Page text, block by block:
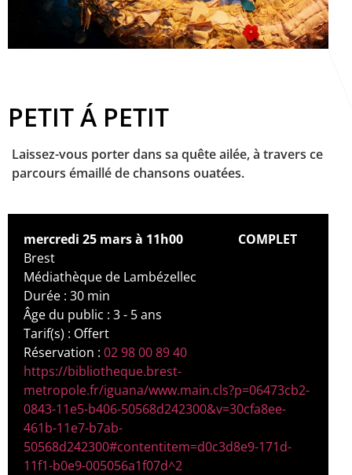
PETIT Á PETIT
Laissez-vous porter dans sa quête ailée, à travers ce
parcours émaillé de chansons ouatées.
mercredi 25 mars à 11h00
COMPLET
Brest
Médiathèque de Lambézellec
Durée : 30 min
Âge du public : 3 - 5 ans
Tarif(s) : Offert
Réservation : 02 98 00 89 40
https://bibliotheque.brest-
metropole.fr/iguana/www.main.cls?p=06473cb2-
0843-11e5-b406-50568d242300&v=30cfa8ee-
461b-11e7-b7ab-
50568d242300#contentitem=d0c3d8e9-171d-
11f1-b0e9-005056a1f07d^2